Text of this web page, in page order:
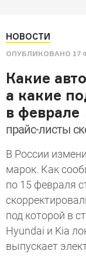
НОВОСТИ
ОПУБЛИКОВАНО 17
Какие
а какие
в феврале
прайс-листы
В России
марок. Как
по 15 февраля
под которой в
Hyundai и Kia
выпускает